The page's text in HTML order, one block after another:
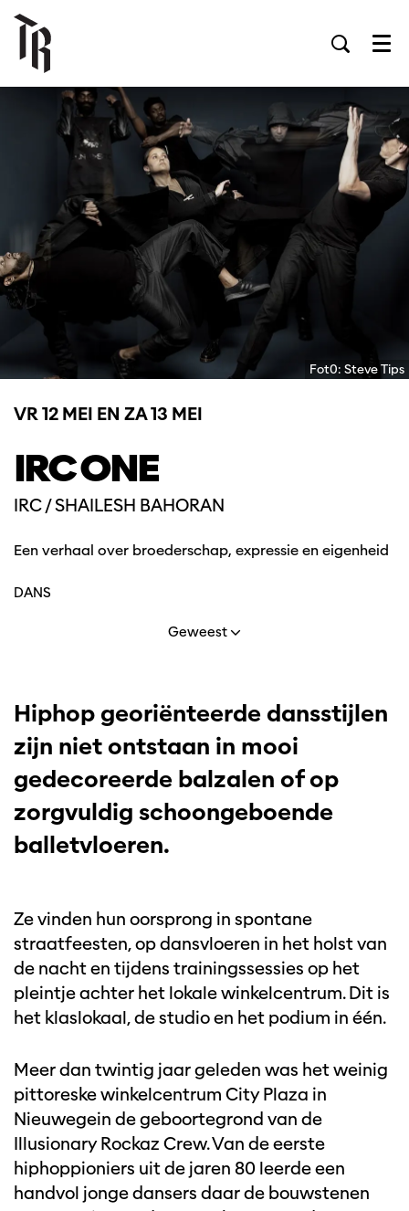
Fot0: Steve Tips
IRC ONE
IRC / SHAILESH BAHORAN
VR 12 MEI EN ZA 13 MEI
Een verhaal over broederschap, expressie en eigenheid
DANS
Geweest
Hiphop georiënteerde dansstijlen
zijn niet ontstaan in mooi
gedecoreerde balzalen of op
zorgvuldig schoongeboende
balletvloeren.
Ze vinden hun oorsprong in spontane
straatfeesten, op dansvloeren in het holst van
de nacht en tijdens trainingssessies op het
pleintje achter het lokale winkelcentrum. Dit is
het klaslokaal, de studio en het podium in één.
Meer dan twintig jaar geleden was het weinig
pittoreske winkelcentrum City Plaza in
Nieuwegein de geboortegrond van de
Illusionary Rockaz Crew. Van de eerste
hiphoppioniers uit de jaren 80 leerde een
handvol jonge dansers daar de bouwstenen